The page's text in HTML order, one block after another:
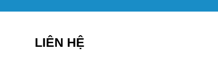
LIÊN HỆ